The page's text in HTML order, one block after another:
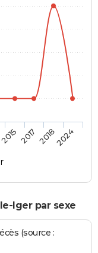
2015 2017 20182024
Iger par sexe
(source :